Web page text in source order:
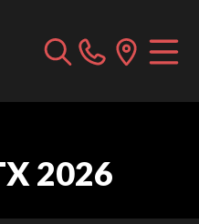
2026